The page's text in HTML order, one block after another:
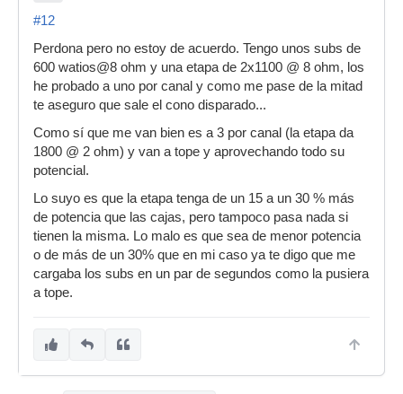
#12
Perdona pero no estoy de acuerdo. Tengo unos subs de
600 watios@8 ohm y una etapa de 2x1100 @ 8 ohm, los
he probado a uno por canal y como me pase de la mitad
te aseguro que sale el cono disparado...
Como sí que me van bien es a 3 por canal (la etapa da
1800 @ 2 ohm) y van a tope y aprovechando todo su
potencial.
Lo suyo es que la etapa tenga de un 15 a un 30 % más
de potencia que las cajas, pero tampoco pasa nada si
tienen la misma. Lo malo es que sea de menor potencia
o de más de un 30% que en mi caso ya te digo que me
cargaba los subs en un par de segundos como la pusiera
a tope.